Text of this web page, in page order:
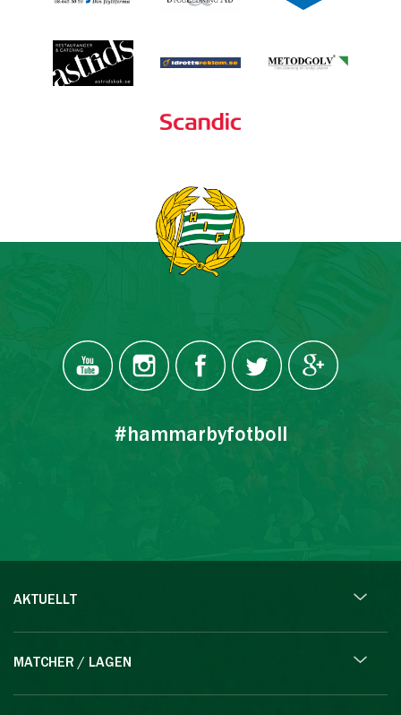
#hammarbyfotboll
AKTUELLT
MATCHER / LAGEN